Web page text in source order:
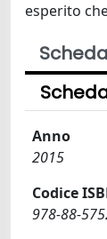
esperito
Anno
2015
Codice
978-88-